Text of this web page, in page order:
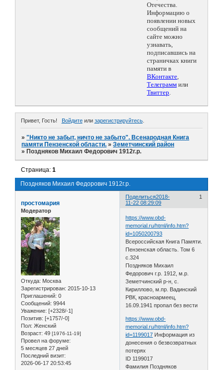
Отечества.
Информацию о
появлении новых
сообщений на
сайте можно
узнавать,
подписавшись на
страничках книги
памяти в
ВКонтакте,
Телеграмм или
Твиттер.
Привет, Гость! Войдитеили зарегистрируйтесь.
»"Никто не забыт, ничто не забыто". Всенародная Книга
памяти Пензенской области. »Земетчинский район
» Поздняков Михаил Федорович 1912г.р.
Поздняков Михаил Федорович 1912г.р.
Страница:1
Поделиться 1
2018-
11-22 08:29:09
простомария
Модератор
Откуда: Москва
Зарегистрирован: 2015-10-13
Приглашений: 0
Сообщений: 9944
Уважение: [+2328/-1]
Позитив: [+1757/-0]
Пол: Женский
Возраст: 49 [1976-11-19]
Провел на форуме:
5 месяцев 27 дней
Последний визит:
2026-06-17 20:53:45
https://www.obd-
memorial.ru/html/info.htm?
id=1050200793
Всероссийская Книга Памяти.
Пензенская область. Том 6
с.324
Поздняков Михаил
Федорович г.р. 1912, м.р.
Земетчинский р-н, с.
Кириллово, м.пр. Вадинский
РВК, красноармеец,
16.09.1941 пропал без вести
https://www.obd-
memorial.ru/html/info.htm?
id=1199017 Информация из
донесения о безвозвратных
потерях
ID 1199017
Фамилия Поздняков